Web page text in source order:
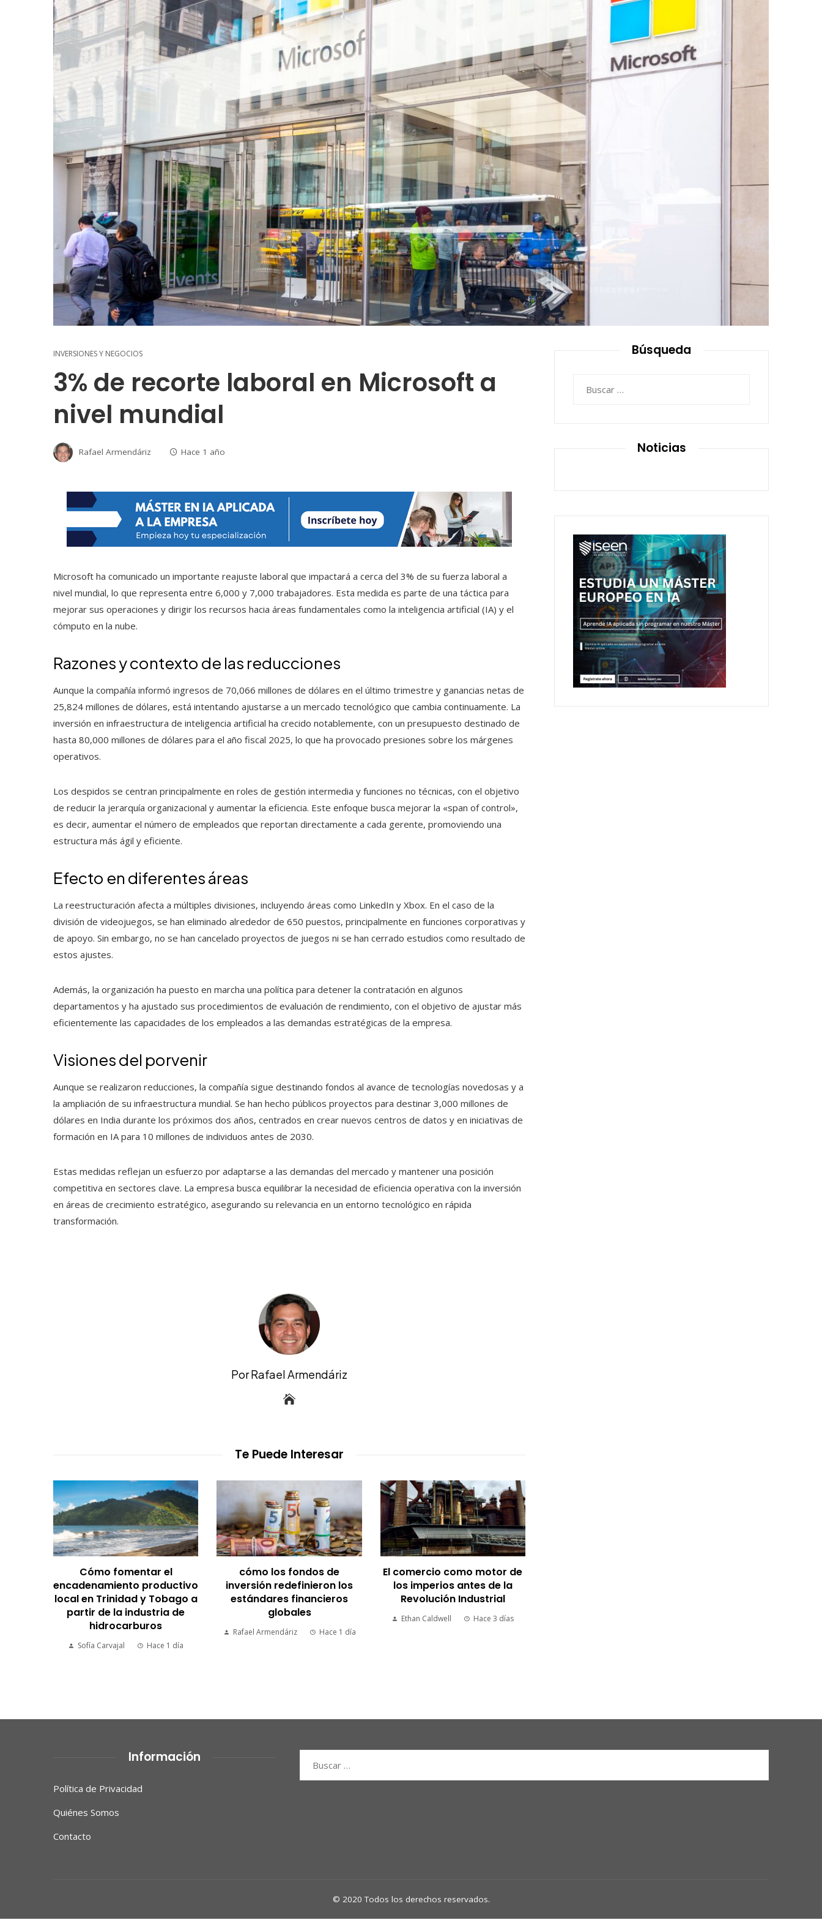
INVERSIONES Y NEGOCIOS
3% de recorte laboral en Microsoft a
nivel mundial
Rafael Armendáriz Hace 1 año
Microsoft ha comunicado un importante reajuste laboral que impactará a cerca del 3% de su fuerza laboral a
nivel mundial, lo que representa entre 6,000 y 7,000 trabajadores. Esta medida es parte de una táctica para
mejorar sus operaciones y dirigir los recursos hacia áreas fundamentales como la inteligencia artificial (IA) y el
cómputo en la nube.
Razones y contexto de las reducciones
Aunque la compañía informó ingresos de 70,066 millones de dólares en el último trimestre y ganancias netas de
25,824 millones de dólares, está intentando ajustarse a un mercado tecnológico que cambia continuamente. La
inversión en infraestructura de inteligencia artificial ha crecido notablemente, con un presupuesto destinado de
hasta 80,000 millones de dólares para el año fiscal 2025, lo que ha provocado presiones sobre los márgenes
operativos.
Los despidos se centran principalmente en roles de gestión intermedia y funciones no técnicas, con el objetivo
de reducir la jerarquía organizacional y aumentar la eficiencia. Este enfoque busca mejorar la «span of control»,
es decir, aumentar el número de empleados que reportan directamente a cada gerente, promoviendo una
estructura más ágil y eficiente.
Efecto en diferentes áreas
La reestructuración afecta a múltiples divisiones, incluyendo áreas como LinkedIn y Xbox. En el caso de la
división de videojuegos, se han eliminado alrededor de 650 puestos, principalmente en funciones corporativas y
de apoyo. Sin embargo, no se han cancelado proyectos de juegos ni se han cerrado estudios como resultado de
estos ajustes.
Además, la organización ha puesto en marcha una política para detener la contratación en algunos
departamentos y ha ajustado sus procedimientos de evaluación de rendimiento, con el objetivo de ajustar más
eficientemente las capacidades de los empleados a las demandas estratégicas de la empresa.
Visiones del porvenir
Aunque se realizaron reducciones, la compañía sigue destinando fondos al avance de tecnologías novedosas y a
la ampliación de su infraestructura mundial. Se han hecho públicos proyectos para destinar 3,000 millones de
dólares en India durante los próximos dos años, centrados en crear nuevos centros de datos y en iniciativas de
formación en IA para 10 millones de individuos antes de 2030.
Estas medidas reflejan un esfuerzo por adaptarse a las demandas del mercado y mantener una posición
competitiva en sectores clave. La empresa busca equilibrar la necesidad de eficiencia operativa con la inversión
en áreas de crecimiento estratégico, asegurando su relevancia en un entorno tecnológico en rápida
transformación.
Por Rafael Armendáriz
Te Puede Interesar
Cómo fomentar el
encadenamiento productivo
local en Trinidad y Tobago a
partir de la industria de
hidrocarburos
Sofía Carvajal Hace 1 día
cómo los fondos de
inversión redefinieron los
estándares financieros
globales
Rafael Armendáriz Hace 1 día
El comercio como motor de
los imperios antes de la
Revolución Industrial
Ethan Caldwell Hace 3 días
Búsqueda
Noticias
Información
Política de Privacidad
Quiénes Somos
Contacto
© 2020 Todos los derechos reservados.